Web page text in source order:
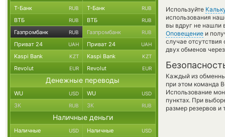
Используйте
использования
вы вдруг не нашли
Оповещение и
случае
двух обменов
Каждый из
при этом команда
Использование
пунктах. При
размер резервов и
Т-Банк RUB Т-Банк RUB
ВТБ RUB ВТБ RUB
Газпромбанк RUB Газпромбанк RUB
Приват 24 UAH Приват 24 UAH
Kaspi Bank KZT Kaspi Bank KZT
Revolut EUR Revolut EUR
Денежные переводы
WU USD WU USD
ЗК RUB ЗК RUB
Наличные деньги
Наличные USD Наличные USD